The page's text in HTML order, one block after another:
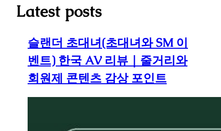
Latest posts
슬랜더 초대녀(초대녀와 SM 이
벤트) 한국 AV 리뷰｜줄거리와
회원제 콘텐츠 감상 포인트